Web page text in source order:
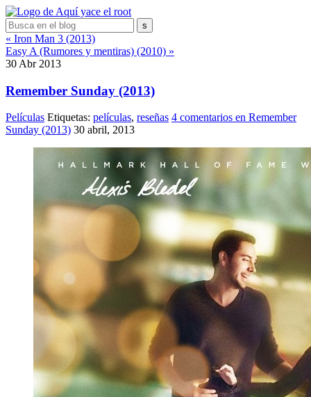
« Iron Man 3 (2013)
Easy A (Rumores y mentiras) (2010) »
30 Abr 2013
Remember Sunday (2013)
Películas Etiquetas: películas, reseñas 4 comentarios en Remember
Sunday (2013) 30 abril, 2013